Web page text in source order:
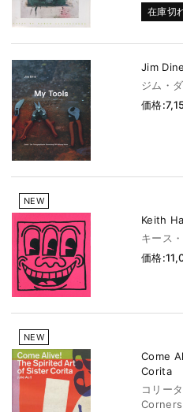
在庫切
Jim
ジム・
価格
NEW
Keith
キース
価格
NEW
Come
Corita
コリー